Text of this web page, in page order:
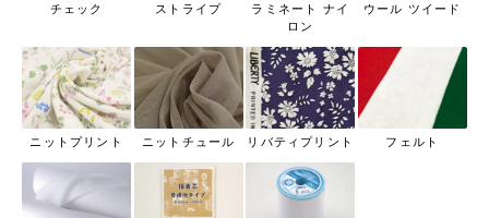
チェック ストライプ
ラミネート ナイ
ロン
ウール ツイード
ニットプリント ニットチュール リバティプリント フェルト